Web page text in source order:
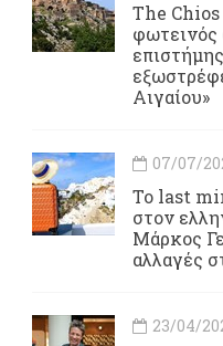
Τhe
φωτεινός
Αιγαίου»
07/07/
Το last
στον
Μάρκος
αλλαγές
23/04/